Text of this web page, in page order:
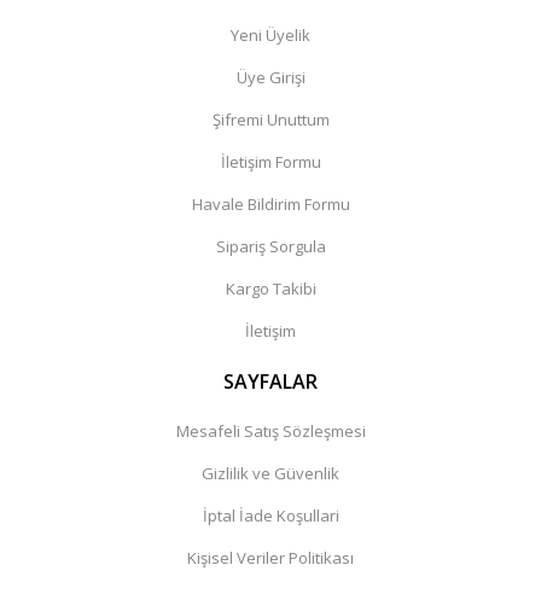
Yeni Üyelik
Üye Girişi
Şifremi Unuttum
İletişim Formu
Havale Bildirim Formu
Sipariş Sorgula
Kargo Takibi
İletişim
SAYFALAR
Mesafeli Satış Sözleşmesi
Gizlilik ve Güvenlik
İptal İade Koşullari
Kişisel Veriler Politikası